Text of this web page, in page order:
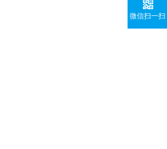
微信扫一扫